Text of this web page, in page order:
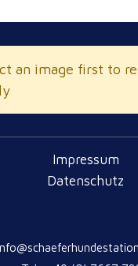
an image first to
Impressum
Datenschutz